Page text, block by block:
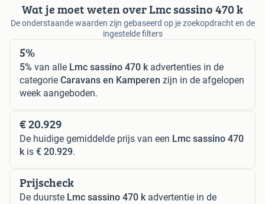
Wat je moet weten over Lmc sassino 470 k
De onderstaande waarden zijn gebaseerd op je zoekopdracht en de
ingestelde filters
5%
5% van alle Lmc sassino 470 kadvertenties in de
categorie Caravans en Kamperen zijn in de afgelopen
week aangeboden.
€ 20.929
De huidige gemiddelde prijs van een Lmc sassino 470
kis € 20.929.
Prijscheck
De duurste Lmc sassino 470 kadvertentie in de